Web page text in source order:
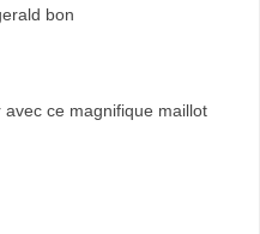
bon
ce magnifique maillot